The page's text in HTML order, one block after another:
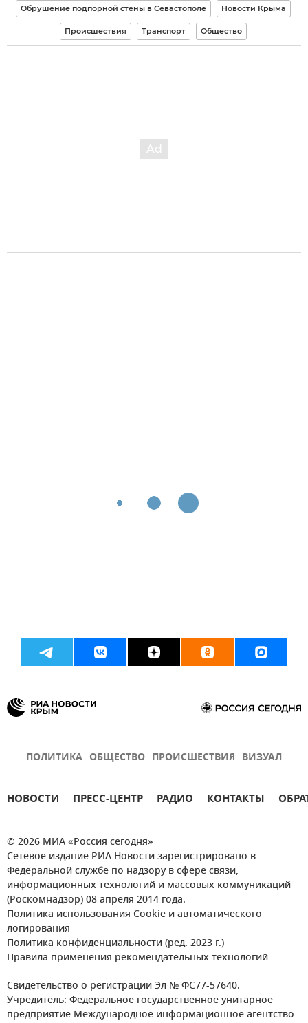
Обрушение подпорной стены в Севастополе Новости Крыма
Происшествия Транспорт Общество
ПОЛИТИКА ОБЩЕСТВО ПРОИСШЕСТВИЯ ВИЗУАЛ
НОВОСТИ ПРЕСС-ЦЕНТР РАДИО КОНТАКТЫ
© 2026 МИА «Россия сегодня»
Сетевое издание РИА Новости зарегистрировано в
Федеральной службе по надзору в сфере связи,
информационных технологий и массовых коммуникаций
(Роскомнадзор) 08 апреля 2014 года.
Политика использования Cookie и автоматического
логирования
Политика конфиденциальности (ред. 2023 г.)
Правила применения рекомендательных технологий
Свидетельство о регистрации Эл № ФС77-57640.
Учредитель: Федеральное государственное унитарное
предприятие Международное информационное агентство